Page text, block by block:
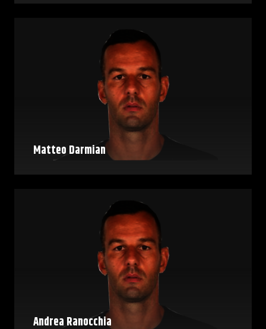
Matteo Darmian
Andrea Ranocchia